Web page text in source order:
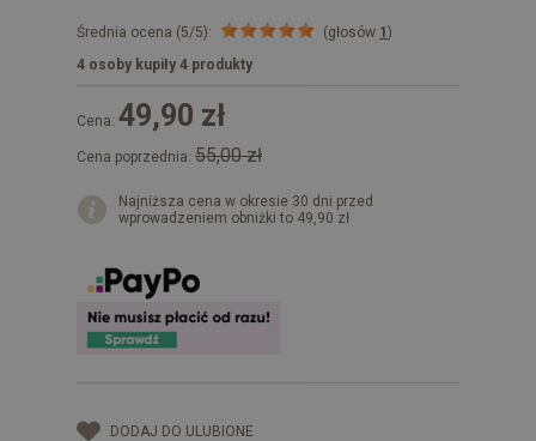
Średnia ocena (5/5): (głosów 1)
4 osoby kupiły 4 produkty
Cena: 49,90 zł
Cena poprzednia: 55,00 zł
Najniższa cena w okresie 30 dni przed
wprowadzeniem obniżki to 49,90 zł
DODAJ DO ULUBIONE